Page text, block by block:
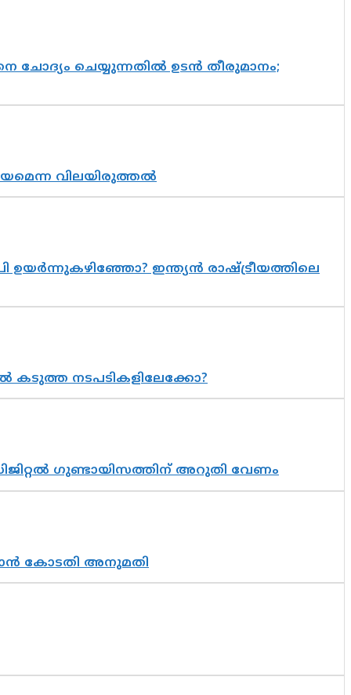
ചെയ്യുന്നതിൽ ഉടൻ തീരുമാനം;
വിലയിരുത്തൽ
ഉയർന്നുകഴിഞ്ഞോ? ഇന്ത്യൻ രാഷ്ട്രീയത്തിലെ
നടപടികളിലേക്കോ?
ഗുണ്ടായിസത്തിന് അറുതി വേണം
കോടതി അനുമതി